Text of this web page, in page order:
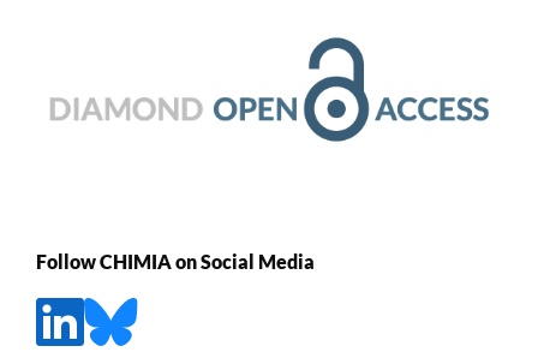
Follow CHIMIA on Social Media